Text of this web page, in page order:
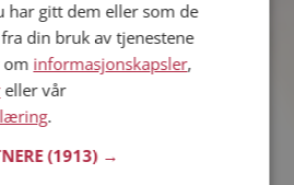
år fra Nes i Akershus
kvinne 30 - 50 år
jobber Kristoffer med? Som
mulige detaljer om de single.
har gitt dem eller som de
din bruk av tjenestene
om informasjonskapsler,
eller vår
.
(1913) →